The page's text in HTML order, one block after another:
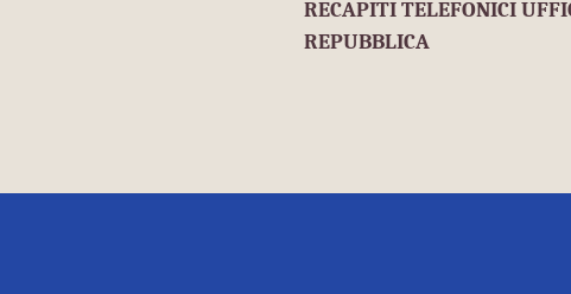
RECAPITI TELEFONICI
REPUBBLICA